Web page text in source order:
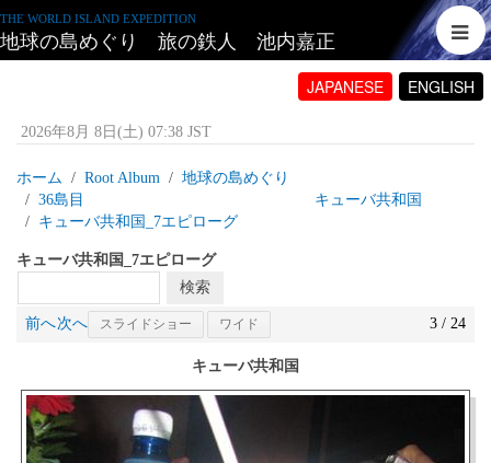
THE WORLD ISLAND EXPEDITION
地球の島めぐり 旅の鉄人 池内嘉正
JAPANESE ENGLISH
2026年8月 8日(土) 07:38 JST
ホーム Root Album
地球の島めぐり
36島目 キューバ共和国
キューバ共和国_7エピローグ
キューバ共和国_7エピローグ
前へ次へ スライドショー ワイド 3 / 24
キューバ共和国